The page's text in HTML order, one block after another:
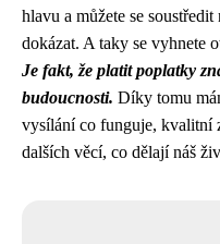
hlavu a můžete se
dokázat. A taky se vyhnete
Je fakt, že platit poplatky
budoucnosti. Díky tomu
vysílání co funguje, kvalitní
dalších věcí, co dělají náš